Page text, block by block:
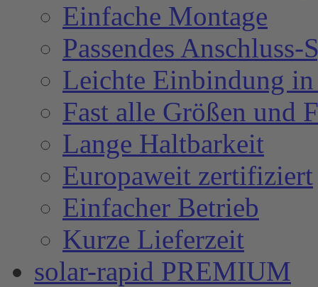
Einfache Montage
Passendes Anschluss-
Leichte Einbindung in
Fast alle Größen und
Lange Haltbarkeit
Europaweit zertifiziert
Einfacher Betrieb
Kurze Lieferzeit
solar-rapid PREMIUM